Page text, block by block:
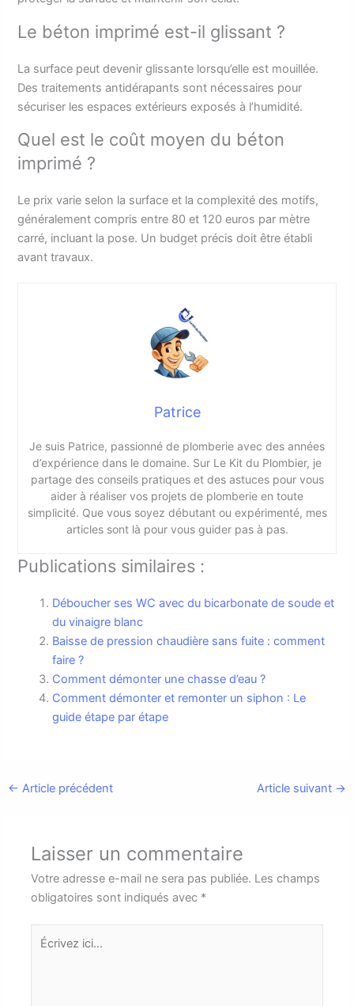
Le béton imprimé est-il glissant ?
La surface peut devenir glissante lorsqu’elle est mouillée.
Des traitements antidérapants sont nécessaires pour
sécuriser les espaces extérieurs exposés à l’humidité.
Quel est le coût moyen du béton
imprimé ?
Le prix varie selon la surface et la complexité des motifs,
généralement compris entre 80 et 120 euros par mètre
carré, incluant la pose. Un budget précis doit être établi
avant travaux.
Patrice
Je suis Patrice, passionné de plomberie avec des années
d’expérience dans le domaine. Sur Le Kit du Plombier, je
partage des conseils pratiques et des astuces pour vous
aider à réaliser vos projets de plomberie en toute
simplicité. Que vous soyez débutant ou expérimenté, mes
articles sont là pour vous guider pas à pas.
Publications similaires :
Déboucher ses WC avec du bicarbonate de soude et
du vinaigre blanc
Baisse de pression chaudière sans fuite : comment
faire ?
Comment démonter une chasse d’eau ?
Comment démonter et remonter un siphon : Le
guide étape par étape
← Article précédent Article suivant →
Laisser un commentaire
Votre adresse e-mail ne sera pas publiée. Les champs
obligatoires sont indiqués avec *
Écrivez
ici…